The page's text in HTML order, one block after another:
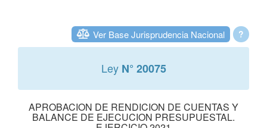
?
Ver Base Jurisprudencia Nacional
Ley N° 20075
APROBACION DE RENDICION DE CUENTAS Y
BALANCE DE EJECUCION PRESUPUESTAL.